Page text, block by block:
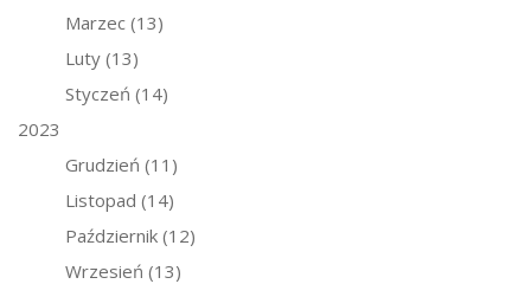
Marzec (13)
Luty (13)
Styczeń (14)
2023
Grudzień (11)
Listopad (14)
Październik (12)
Wrzesień (13)